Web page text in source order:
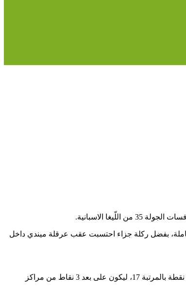
الاسبانية.
بفضل ركلة جزاء احتسبت عقب عرقلة ميندي داخل
ليرفع بذلك النادي الملكي رصيده إلى 80 نقطة في المركز الأول، ليبتعد مجدداً عن برشلونة بفارق أربع نقاط، فيما توقف رصيد ديبورتيفو ألافيس عند 35 نقطة بالمرتبة 17، ليكون على بعد 3 نقاط من مراكز